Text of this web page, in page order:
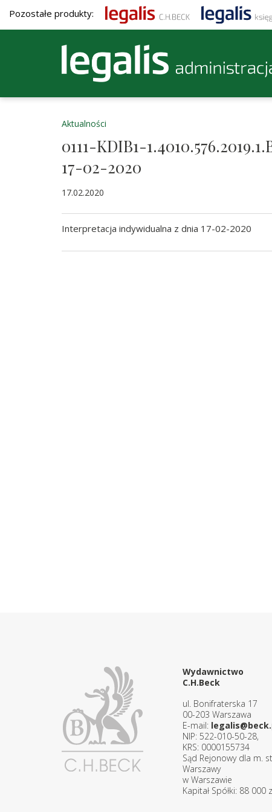
Pozostałe produkty:
Aktualności
0111-KDIB1-
17-02-2020
17.02.2020
Interpretacja indywidualna z dnia 17-02-2020
Wydawnictwo
C.H.Beck
ul. Bonifraterska 17
00-203 Warszawa
E-mail:
NIP: 522-010-50-28,
KRS: 0000155734
Sąd Rejonowy dla m. st.
Warszawy
w Warszawie
Kapitał Spółki: 88 000